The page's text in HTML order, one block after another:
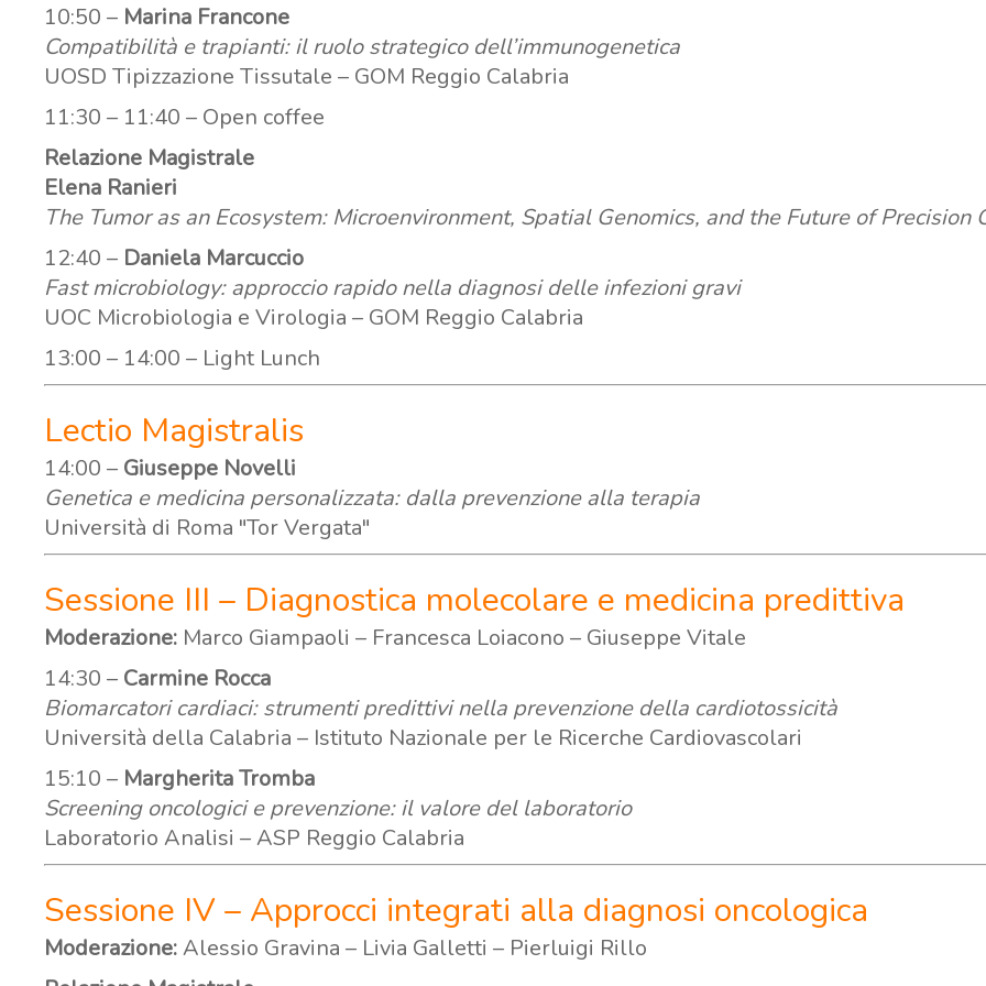
10:50 – Marina Francone
Compatibilità e trapianti: il ruolo strategico dell’immunogenetica
UOSD Tipizzazione Tissutale – GOM Reggio Calabria
11:30 – 11:40 – Open coffee
Relazione Magistrale
Elena Ranieri
The Tumor as an Ecosystem: Microenvironment, Spatial Genomics, and the Future of Precision
12:40 – Daniela Marcuccio
Fast microbiology: approccio rapido nella diagnosi delle infezioni gravi
UOC Microbiologia e Virologia – GOM Reggio Calabria
13:00 – 14:00 – Light Lunch
Lectio Magistralis
14:00 – Giuseppe Novelli
Genetica e medicina personalizzata: dalla prevenzione alla terapia
Università di Roma "Tor Vergata"
Sessione III – Diagnostica molecolare e medicina predittiva
Moderazione: Marco Giampaoli – Francesca Loiacono – Giuseppe Vitale
14:30 – Carmine Rocca
Biomarcatori cardiaci: strumenti predittivi nella prevenzione della cardiotossicità
Università della Calabria – Istituto Nazionale per le Ricerche Cardiovascolari
15:10 – Margherita Tromba
Screening oncologici e prevenzione: il valore del laboratorio
Laboratorio Analisi – ASP Reggio Calabria
Sessione IV – Approcci integrati alla diagnosi oncologica
Moderazione:Alessio Gravina – Livia Galletti – Pierluigi Rillo